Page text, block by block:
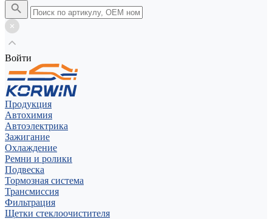
Войти
Продукция
Автохимия
Автоэлектрика
Зажигание
Охлаждение
Ремни и ролики
Подвеска
Тормозная система
Трансмиссия
Фильтрация
Щетки стеклоочистителя